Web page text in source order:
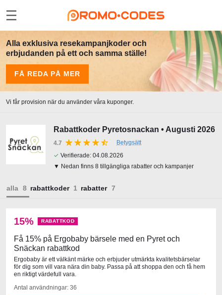
Alla exklusiva resekampanjkoder och
erbjudanden på ett och samma ställe!
FÅ REDA PÅ MER
Vi får provision när du använder våra kuponger.
Rabattkoder Pyretosnackan • Augusti 2026
4.7
Betygsätt
✓ Verifierade: 04.08.2026
▼ Nedan finns 8 tillgängliga rabatter och kampanjer
alla rabattkoder rabatter
15% RABATTKOD
Få 15% på Ergobaby bärsele med en Pyret och
Snäckan rabattkod
Ergobaby är ett välkänt märke och erbjuder utmärkta kvalitetsbärselar
för dig som vill vara nära din baby. Passa på att shoppa den och få hem
en riktigt värdefull vara.
Antal användningar: 36